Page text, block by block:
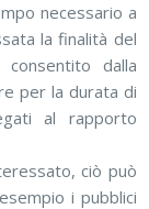
necessario a
la finalità del
dalla
per la durata di
al rapporto
ciò può
i pubblici